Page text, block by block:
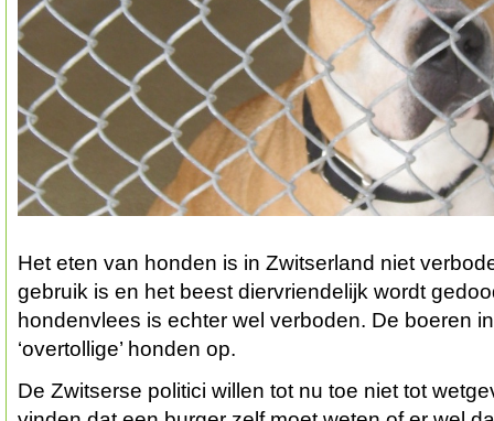
Het eten van honden is in Zwitserland niet
gebruik is en het beest diervriendelijk wordt
hondenvlees is echter wel verboden. De boeren
‘overtollige’ honden op.
De Zwitserse politici willen tot nu toe niet tot